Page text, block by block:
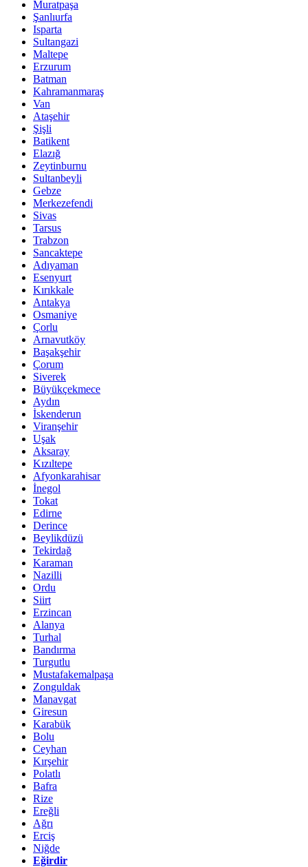
Muratpaşa
Şanlıurfa
Isparta
Sultangazi
Maltepe
Erzurum
Batman
Kahramanmaraş
Van
Ataşehir
Şişli
Batikent
Elazığ
Zeytinburnu
Sultanbeyli
Gebze
Merkezefendi
Sivas
Tarsus
Trabzon
Sancaktepe
Adıyaman
Esenyurt
Kırıkkale
Antakya
Osmaniye
Çorlu
Arnavutköy
Başakşehir
Çorum
Siverek
Büyükçekmece
Aydın
İskenderun
Viranşehir
Uşak
Aksaray
Kızıltepe
Afyonkarahisar
İnegol
Tokat
Edirne
Derince
Beylikdüzü
Tekirdağ
Karaman
Nazilli
Ordu
Siirt
Erzincan
Alanya
Turhal
Bandırma
Turgutlu
Mustafakemalpaşa
Zonguldak
Manavgat
Giresun
Karabük
Bolu
Ceyhan
Kırşehir
Polatlı
Bafra
Rize
Ereğli
Ağrı
Erciş
Niğde
Eğirdir